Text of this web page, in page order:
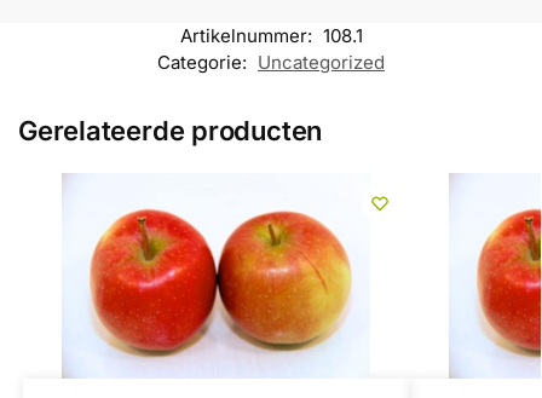
Artikelnummer: 108.1
Categorie: Uncategorized
Gerelateerde producten